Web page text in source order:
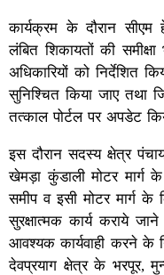
कार्यक्रम के दौरान सीएम
लंबित शिकायतों की
अधिकारियों को निर्देशित
सुनिश्चित किया जाए तथा
तत्काल पोर्टल पर अपडेट
इस दौरान सदस्य क्षेत्र
खेमड़ा कुंडाली मोटर
समीप व इसी मोटर मार्ग
सुरक्षात्मक कार्य कराये
आवश्यक कार्यवाही करने के
देवप्रयाग क्षेत्र के भरपूर,